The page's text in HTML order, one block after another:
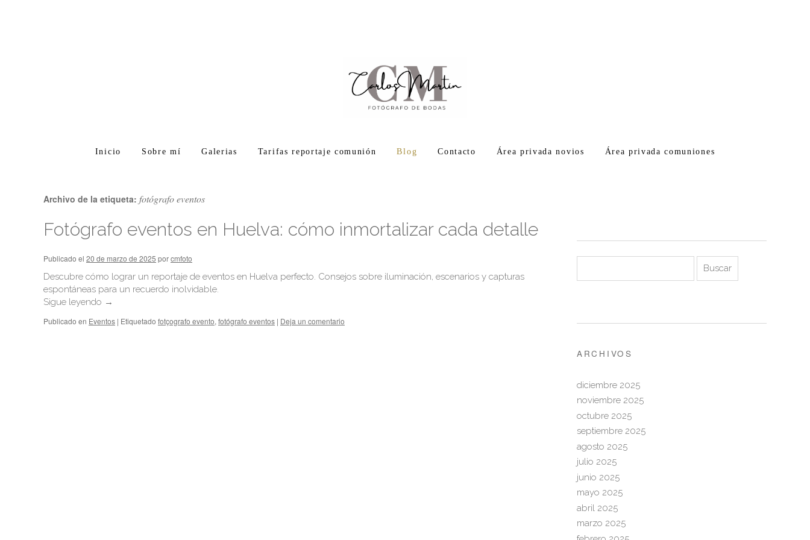
Inicio Sobre mí Galerias Tarifas reportaje comunión Blog Contacto Área privada novios Área privada comuniones
Archivo de la etiqueta: fotógrafo eventos
Fotógrafo eventos en Huelva: cómo inmortalizar cada detalle
Publicado el 20 de marzo de 2025 porcmfoto
Descubre cómo lograr un reportaje de eventos en Huelva perfecto. Consejos sobre iluminación, escenarios y capturas
espontáneas para un recuerdo inolvidable.
Sigue leyendo →
Publicado en Eventos | Etiquetado fotçografo evento, fotógrafo eventos | Deja un comentario
ARCHIVOS
diciembre 2025
noviembre 2025
octubre 2025
septiembre 2025
agosto 2025
julio 2025
junio 2025
mayo 2025
abril 2025
marzo 2025